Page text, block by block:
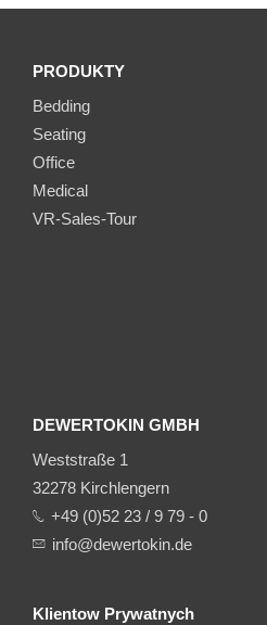
PRODUKTY
Bedding
Seating
Office
Medical
VR-Sales-Tour
DEWERTOKIN GMBH
Weststraße 1
32278 Kirchlengern
+49 (0)52 23 / 9 79 - 0
info@dewertokin.de
Klientow Prywatnych